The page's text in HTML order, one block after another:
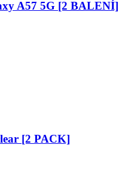
A57 5G [2 BALENÍ]
[2 PACK]